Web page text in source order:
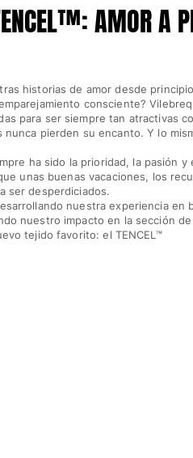
AMOR A
historias de amor desde
consciente?
para ser siempre tan atractivas
pierden su encanto. Y lo
ha sido la prioridad, la pasión y
unas buenas vacaciones, los
ser desperdiciados.
nuestra experiencia en
nuestro impacto en la sección de
tejido favorito: el TENCEL™